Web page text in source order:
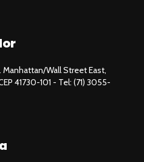
Manhattan/Wall Street East,
41730-101 - Tel: (71) 3055-